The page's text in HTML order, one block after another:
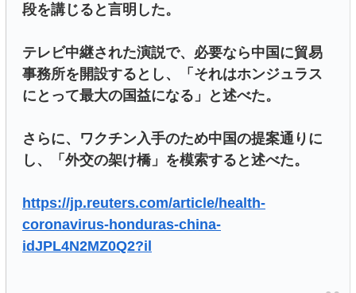
段を講じると言明した。
テレビ中継された演説で、必要なら中国に貿易
事務所を開設するとし、「それはホンジュラス
にとって最大の国益になる」と述べた。
さらに、ワクチン入手のため中国の提案通りに
し、「外交の架け橋」を模索すると述べた。
https://jp.reuters.com/article/health-
coronavirus-honduras-china-
idJPL4N2MZ0Q2?il